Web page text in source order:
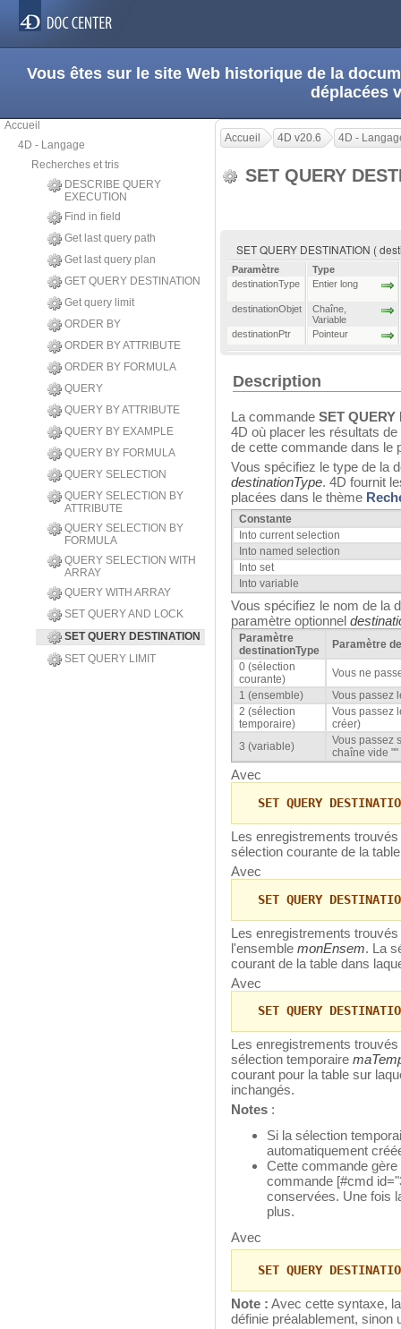
Vous êtes sur le site Web historique de la
déplacées
Accueil
4D - Langage
Recherches et tris
DESCRIBE QUERY
EXECUTION
Find in field
Get last query path
Get last query plan
GET QUERY DESTINATION
Get query limit
ORDER BY
ORDER BY ATTRIBUTE
ORDER BY FORMULA
QUERY
QUERY BY ATTRIBUTE
QUERY BY EXAMPLE
QUERY BY FORMULA
QUERY SELECTION
QUERY SELECTION BY
ATTRIBUTE
QUERY SELECTION BY
FORMULA
QUERY SELECTION WITH
ARRAY
QUERY WITH ARRAY
SET QUERY AND LOCK
SET QUERY DESTINATION
SET QUERY LIMIT
Accueil 4D v20.6 4D -
SET QUERY
SET QUERY DESTINATION (
Paramètre
Type
destinationType
Entier long
destinationObjet Chaîne
Variable
destinationPtr
Pointeur
Description
La commande SET QUERY
4D où placer les résultats
de cette commande dans le
Vous spécifiez le type de la
destinationType. 4D fournit
placées dans le thème
Constante
Into current selection
Into named selection
Into set
Into variable
Vous spécifiez le nom de la
paramètre optionnel
Paramètre
destinationType
Paramètre
0 (sélection
courante)
Vous ne
1 (ensemble)
Vous passez
2 (sélection
temporaire)
Vous passez
créer)
3 (variable)
Vous passez
chaîne vide
Avec
SET QUERY
Les enregistrements
sélection courante de la
Avec
SET QUERY
Les enregistrements
l'ensemble monEnsem. La
courant de la table dans
Avec
SET QUERY
Les enregistrements
sélection temporaire
courant pour la table sur
inchangés.
Notes :
Si la sélection
automatiquement
Cette commande
commande [#cmd
conservées. Une fois
plus.
Avec
SET QUERY
Note : Avec cette syntaxe,
définie préalablement, sinon